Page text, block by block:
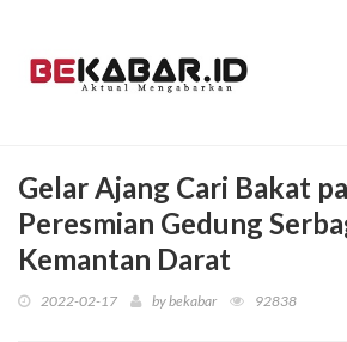
Gelar Ajang Cari Bakat
Peresmian Gedung
Kemantan Darat
2022-02-17 bybekabar 92838